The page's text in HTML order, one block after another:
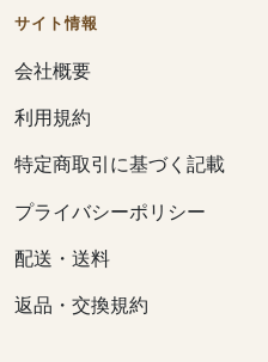
サイト情報
会社概要
利用規約
特定商取引に基づく記載
プライバシーポリシー
配送・送料
返品・交換規約